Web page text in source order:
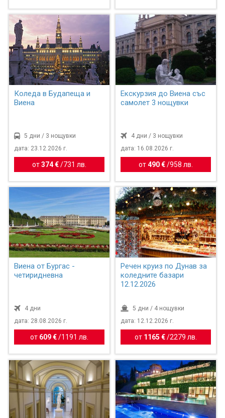
Коледа в Будапеща и
Виена
5 дни / 3 нощувки
дата: 23.12.2026 г.
от374 € / 731 лв.
Екскурзия до Виена със
самолет 3 нощувки
4 дни / 3 нощувки
дата: 16.08.2026 г.
от490 €/958 лв.
Виена от Бургас -
четиридневна
4 дни
дата: 28.08.2026 г.
от 609 € / 1191 лв.
Речен круиз по Дунав за
коледните базари
12.12.2026
5 дни / 4 нощувки
дата: 12.12.2026 г.
от 1165 €/2279 лв.